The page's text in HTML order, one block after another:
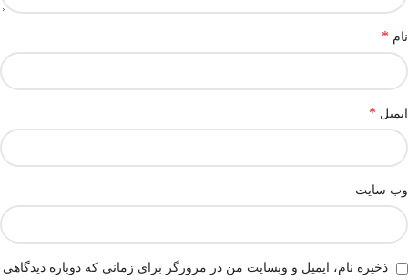
نام *
ایمیل *
وب‌ سایت
ذخیره نام، ایمیل و وبسایت من در مرورگر برای زمانی که دوباره دیدگاهی